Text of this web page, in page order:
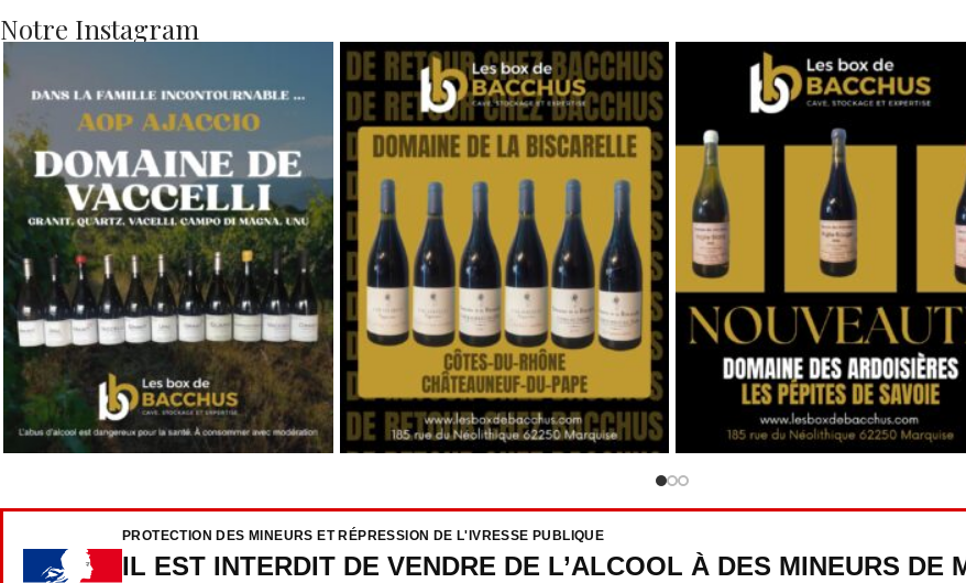
Notre Instagram
PROTECTION DES MINEURS ET RÉPRESSION DE L'IVRESSE PUBLIQUE
IL EST INTERDIT DE VENDRE DE L’ALCOOL À DES MINEURS DE